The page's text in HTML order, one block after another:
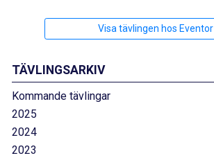
TÄVLINGSARKIV
Kommande tävlingar
2025
2024
2023
Visa tävlingen hos Eventor